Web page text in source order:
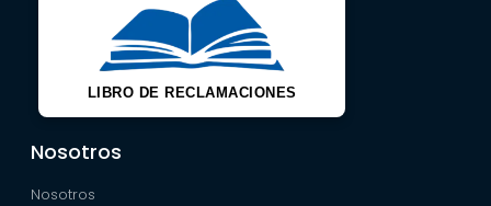
LIBRO DE RECLAMACIONES
Nosotros
Nosotros